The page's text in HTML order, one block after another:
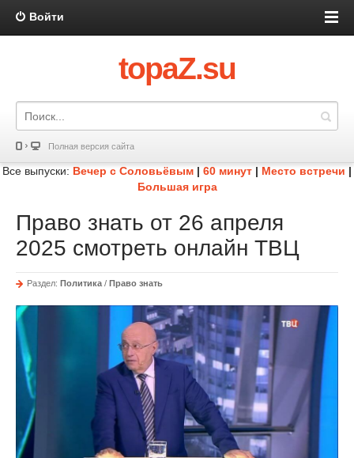
Войти
topaZ.su
Полная версия сайта
Все выпуски: Вечер с Соловьёвым | 60 минут | Место встречи |
Большая игра
Право знать от 26 апреля
2025 смотреть онлайн ТВЦ
Раздел: Политика / Право знать